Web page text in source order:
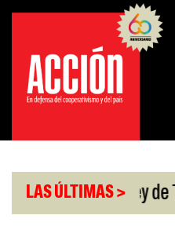
Saltar
contenido
LAS ÚLTIMAS >
| Ley de